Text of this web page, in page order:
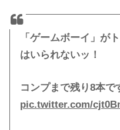
「ゲームボーイ」が
はいられないッ！
コンプまで残り8本で
pic.twitter.com/